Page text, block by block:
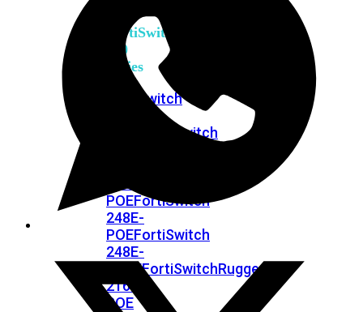
FortiSwitch
200
Series
FortiSwitch
FortiSwitch
POEFortiSwitch
248E-
POEFortiSwitch
248E-
FPOEFortiSwitchRugged
216F-
POE